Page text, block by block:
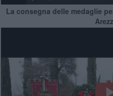
La consegna delle medaglie